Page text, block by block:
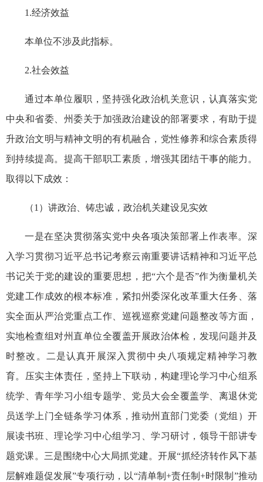
1.经济效益
本单位不涉及此指标。
2.社会效益
通过本单位履职，坚持强化政治机关意识，认真落实党
中央和省委、州委关于加强政治建设的部署要求，有助于提
升政治文明与精神文明 的有机融合，党性修养和综合素质得
到持续提高。提高干部职工素质，增强其团结干事的能力 。
取得以下成效：
（1）讲政治、铸忠诚，政治机关建设见实效
一是在坚决贯彻落实党中央各项决策部署上作表率。深
入学习贯彻习近平总书记考察云南重要讲话精神和习近平总
书记关于党的建设的重要思想，把“六个是否”作为衡量机关
党建工作成效的根本标准，紧扣州委深化改革重大任务、落
实全面从严治党重点工作、巡视巡察党建问题整改等方面，
实地检查组对州直单位全覆盖开展政治体检，发现问题并及
时整改 。二是认真开展深入贯彻中央八项规定精神学习教
育。压实主体责任，坚持上下联动，构建理论学习中心组 系
统学、青年学习小组专题学、 党员大会全覆盖学、离退休党
员送学上门全链条学习体系，推动州直部门党委（党组）开
展读书班、理论学习中心组学习、学习研讨，领导干部讲专
题党课。三是围绕中心大局抓党建。开展“抓经济转作风下基
层解难题促发展”专项行动，以“清单制+责任制+时限制”推动